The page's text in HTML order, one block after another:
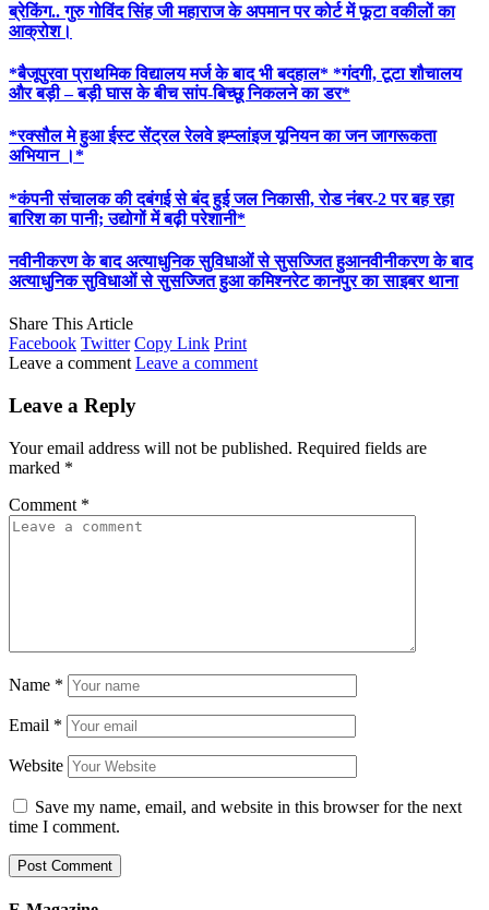
ब्रेकिंग.. गुरु गोविंद सिंह जी महाराज के अपमान पर कोर्ट में फूटा वकीलों का
आक्रोश।
*बैजूपुरवा प्राथमिक विद्यालय मर्ज के बाद भी बदहाल* *गंदगी, टूटा शौचालय
और बड़ी – बड़ी घास के बीच सांप-बिच्छू निकलने का डर*
*रक्सौल मे हुआ ईस्ट सेंट्रल रेलवे इम्प्लांइज यूनियन का जन जागरूकता
अभियान ।*
*कंपनी संचालक की दबंगई से बंद हुई जल निकासी, रोड नंबर-2 पर बह रहा
बारिश का पानी; उद्योगों में बढ़ी परेशानी*
नवीनीकरण के बाद अत्याधुनिक सुविधाओं से सुसज्जित हुआनवीनीकरण के बाद
अत्याधुनिक सुविधाओं से सुसज्जित हुआ कमिश्नरेट कानपुर का साइबर थाना
Share This Article
Facebook Twitter Copy Link Print
Leave a comment Leave a comment
Leave a Reply
Your email address will not be published. Required fields are
marked *
Comment *
Name *
Email *
Website
Save my name, email, and website in this browser for the next
time I comment.